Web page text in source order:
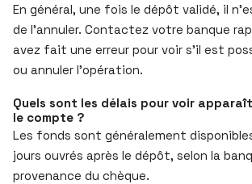
En général, une fois le dépôt validé, il
de l’annuler. Contactez votre banque
avez fait une erreur pour voir s’il est
ou annuler l’opération.
Quels sont les délais pour voir
le compte ?
Les fonds sont généralement
jours ouvrés après le dépôt, selon la
provenance du chèque.